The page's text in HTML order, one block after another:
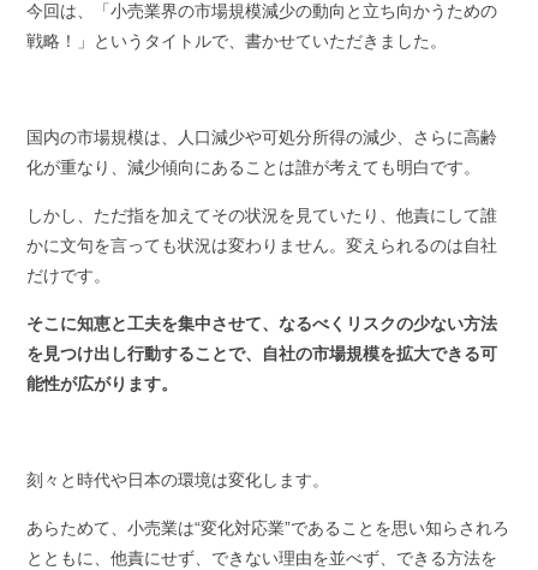
今回は、「小売業界の市場規模減少の動向と立ち向かうための
戦略！」というタイトルで、書かせていただきました。
国内の市場規模は、人口減少や可処分所得の減少、さらに高齢
化が重なり、減少傾向にあることは誰が考えても明白です。
しかし、ただ指を加えてその状況を見ていたり、他責にして誰
かに文句を言っても状況は変わりません。変えられるのは自社
だけです。
そこに知恵と工夫を集中させて、なるべくリスクの少ない方法
を見つけ出し行動することで、自社の市場規模を拡大できる可
能性が広がります。
刻々と時代や日本の環境は変化します。
あらためて、小売業は“変化対応業”であることを思い知らされろ
とともに、他責にせず、できない理由を並べず、できる方法を